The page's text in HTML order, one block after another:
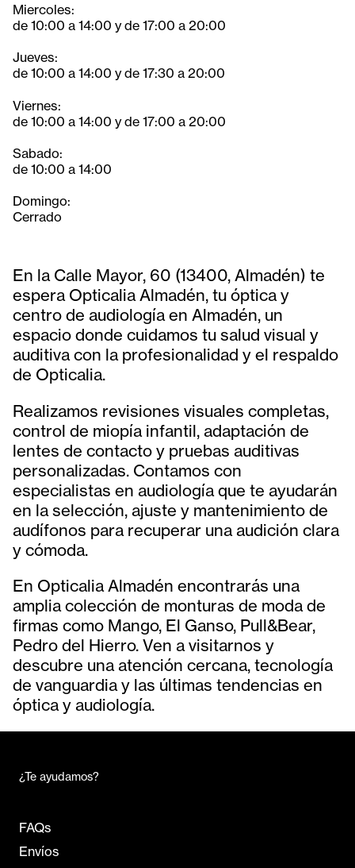
Miercoles:
de 10:00 a 14:00 y de 17:00 a 20:00
Jueves:
de 10:00 a 14:00 y de 17:30 a 20:00
Viernes:
de 10:00 a 14:00 y de 17:00 a 20:00
Sabado:
de 10:00 a 14:00
Domingo:
Cerrado
En la Calle Mayor, 60 (13400, Almadén) te
espera Opticalia Almadén, tu óptica y
centro de audiología en Almadén, un
espacio donde cuidamos tu salud visual y
auditiva con la profesionalidad y el respaldo
de Opticalia.
Realizamos revisiones visuales completas,
control de miopía infantil, adaptación de
lentes de contacto y pruebas auditivas
personalizadas. Contamos con
especialistas en audiología que te ayudarán
en la selección, ajuste y mantenimiento de
audífonos para recuperar una audición clara
y cómoda.
En Opticalia Almadén encontrarás una
amplia colección de monturas de moda de
firmas como Mango, El Ganso, Pull&Bear,
Pedro del Hierro. Ven a visitarnos y
descubre una atención cercana, tecnología
de vanguardia y las últimas tendencias en
óptica y audiología.
¿Te ayudamos?
FAQs
Envíos